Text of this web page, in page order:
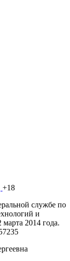
+18
службе по
и
2014 года.